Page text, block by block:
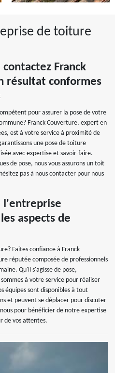
de toiture
Franck
résultat conformes
pour assurer la pose de votre
Franck Couverture, expert en
est à votre service à proximité de
une pose de toiture
avec expertise et savoir-faire.
de pose, nous vous assurons un toit
pas à nous contacter pour nous
l'entreprise
aspects de
Faites confiance à Franck
réputée composée de professionnels
Qu'il s'agisse de pose,
à votre service pour réaliser
équipes sont disponibles à tout
et peuvent se déplacer pour discuter
pour bénéficier de notre expertise
de vos attentes.